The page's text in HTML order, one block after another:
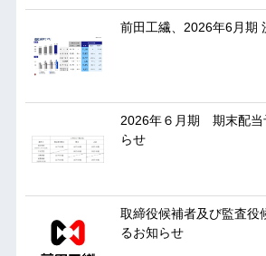
前田工繊、2026年6月期
2026年６月期 期末配当
らせ
取締役候補者及び監査役
るお知らせ